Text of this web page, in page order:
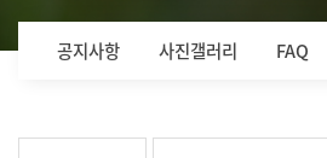
공지사항 사진갤러리 FAQ